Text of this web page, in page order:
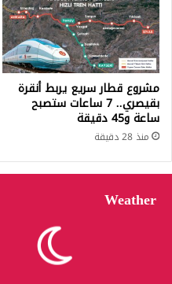
مشروع قطار سريع يربط أنقرة
بقيصري.. 7 ساعات ستصبح
ساعة و45 دقيقة
منذ 28 دقيقة
Weather